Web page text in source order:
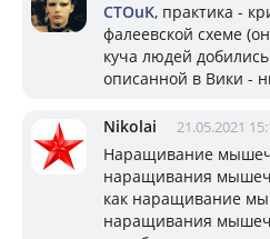
CTOuK, практика -
фалеевской схеме
куча людей
описанной в Вики -
Nikolai 21.05.2021
Наращивание
наращивания
как наращивание
наращивания